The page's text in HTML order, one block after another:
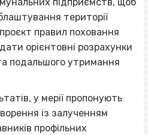
території
правил поховання
орієнтовні розрахунки
подальшого утримання
у мерії пропонують
із залученням
профільних